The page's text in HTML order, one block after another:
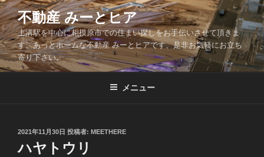
コ
ン
テ
ン
ツ
不動産 みーとヒア
上溝駅を中心に相模原市での住まい探しをお手伝いさせて頂きま
す。あっとホームな不動産 みーとヒアです、是非お気軽にお立ち
寄り下さい。
メニュー
投
日:
2021年11月30日 投稿者: MEETHERE
ハヤトウリ